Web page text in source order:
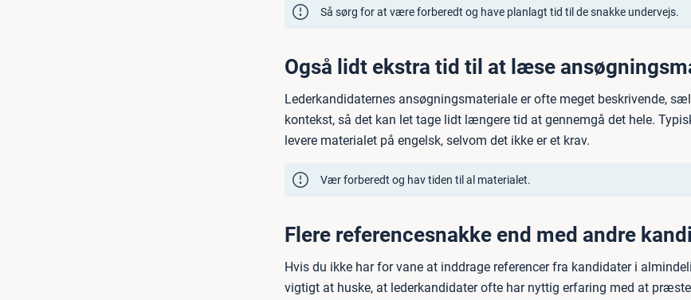
Så sørg for at være forberedt og have planlagt tid til de snakke undervejs.
Også lidt ekstra tid til at læse
Lederkandidaternes ansøgningsmateriale er ofte meget beskrivende,
kontekst, så det kan let tage lidt længere tid at gennemgå det hele.
levere materialet på engelsk, selvom det ikke er et krav.
Vær forberedt og hav tiden til al materialet.
Flere referencesnakke end med andre
Hvis du ikke har for vane at inddrage referencer fra kandidater i
vigtigt at huske, at lederkandidater ofte har nyttig erfaring med at